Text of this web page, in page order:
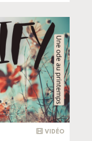
VIDÉO